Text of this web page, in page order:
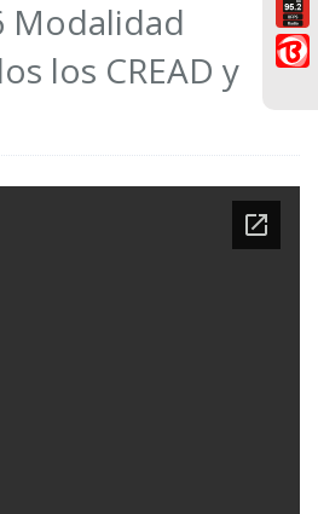
Modalidad
los CREAD y